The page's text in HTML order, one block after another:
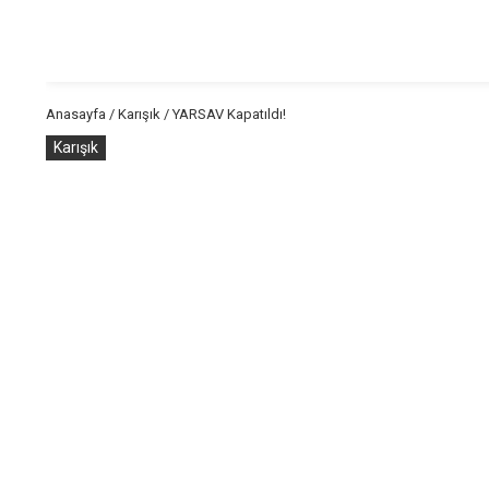
Anasayfa / Karışık /YARSAV Kapatıldı!
Karışık